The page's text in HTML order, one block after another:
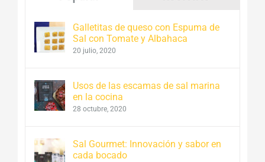
Galletitas de queso con Espuma de
Sal con Tomate y Albahaca
20 julio, 2020
Usos de las escamas de sal marina
en la cocina
28 octubre, 2020
Sal Gourmet: Innovación y sabor en
cada bocado